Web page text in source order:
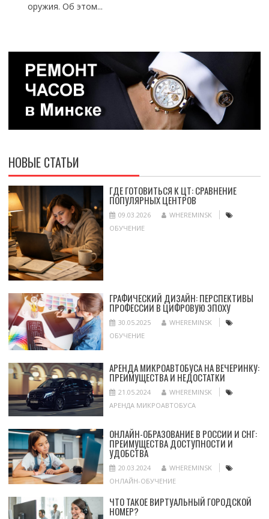
оружия. Об этом...
НОВЫЕ СТАТЬИ
ГДЕ ГОТОВИТЬСЯ К ЦТ: СРАВНЕНИЕ
ПОПУЛЯРНЫХ ЦЕНТРОВ
09.03.2026
WHEREMINSK
ОБУЧЕНИЕ
ГРАФИЧЕСКИЙ ДИЗАЙН: ПЕРСПЕКТИВЫ
ПРОФЕССИИ В ЦИФРОВУЮ ЭПОХУ
30.05.2025
WHEREMINSK
ОБУЧЕНИЕ
АРЕНДА МИКРОАВТОБУСА НА ВЕЧЕРИНКУ:
ПРЕИМУЩЕСТВА И НЕДОСТАТКИ
21.05.2024
WHEREMINSK
АРЕНДА МИКРОАВТОБУСА
ОНЛАЙН-ОБРАЗОВАНИЕ В РОССИИ И СНГ:
ПРЕИМУЩЕСТВА ДОСТУПНОСТИ И
УДОБСТВА
20.03.2024
WHEREMINSK
ОНЛАЙН-ОБУЧЕНИЕ
ЧТО ТАКОЕ ВИРТУАЛЬНЫЙ ГОРОДСКОЙ
НОМЕР?